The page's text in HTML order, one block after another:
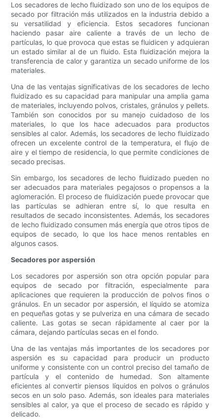
Los secadores de lecho fluidizado son uno de los equipos de
secado por filtración más utilizados en la industria debido a
su versatilidad y eficiencia. Estos secadores funcionan
haciendo pasar aire caliente a través de un lecho de
partículas, lo que provoca que estas se fluidicen y adquieran
un estado similar al de un fluido. Esta fluidización mejora la
transferencia de calor y garantiza un secado uniforme de los
materiales.
Una de las ventajas significativas de los secadores de lecho
fluidizado es su capacidad para manipular una amplia gama
de materiales, incluyendo polvos, cristales, gránulos y pellets.
También son conocidos por su manejo cuidadoso de los
materiales, lo que los hace adecuados para productos
sensibles al calor. Además, los secadores de lecho fluidizado
ofrecen un excelente control de la temperatura, el flujo de
aire y el tiempo de residencia, lo que permite condiciones de
secado precisas.
Sin embargo, los secadores de lecho fluidizado pueden no
ser adecuados para materiales pegajosos o propensos a la
aglomeración. El proceso de fluidización puede provocar que
las partículas se adhieran entre sí, lo que resulta en
resultados de secado inconsistentes. Además, los secadores
de lecho fluidizado consumen más energía que otros tipos de
equipos de secado, lo que los hace menos rentables en
algunos casos.
Secadores por aspersión
Los secadores por aspersión son otra opción popular para
equipos de secado por filtración, especialmente para
aplicaciones que requieren la producción de polvos finos o
gránulos. En un secador por aspersión, el líquido se atomiza
en pequeñas gotas y se pulveriza en una cámara de secado
caliente. Las gotas se secan rápidamente al caer por la
cámara, dejando partículas secas en el fondo.
Una de las ventajas más importantes de los secadores por
aspersión es su capacidad para producir un producto
uniforme y consistente con un control preciso del tamaño de
partícula y el contenido de humedad. Son altamente
eficientes al convertir piensos líquidos en polvos o gránulos
secos en un solo paso. Además, son ideales para materiales
sensibles al calor, ya que el proceso de secado es rápido y
delicado.